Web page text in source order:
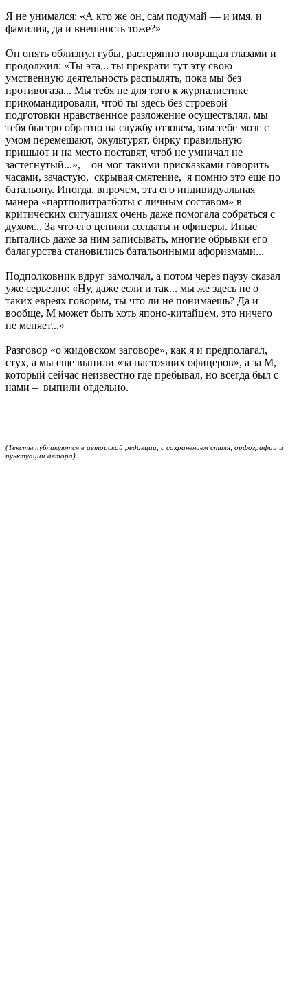
Я не унимался: «А кто же он, сам подумай — и имя, и
фамилия, да и внешность тоже?»
Он опять облизнул губы, растерянно повращал глазами и
продолжил: «Ты эта... ты прекрати тут эту свою
умственную деятельность распылять, пока мы без
противогаза... Мы тебя не для того к журналистике
прикомандировали, чтоб ты здесь без строевой
подготовки нравственное разложение осуществлял, мы
тебя быстро обратно на службу отзовем, там тебе мозг с
умом перемешают, окультурят, бирку правильную
пришьют и на место поставят, чтоб не умничал не
застегнутый...», – он мог такими присказками говорить
часами, зачастую, скрывая смятение, я помню это еще по
батальону. Иногда, впрочем, эта его индивидуальная
манера «партполитратботы с личным составом» в
критических ситуациях очень даже помогала собраться с
духом... За что его ценили солдаты и офицеры. Иные
пытались даже за ним записывать, многие обрывки его
балагурства становились батальонными афоризмами...
Подполковник вдруг замолчал, а потом через паузу сказал
уже серьезно: «Ну, даже если и так... мы же здесь не о
таких евреях говорим, ты что ли не понимаешь? Да и
вообще, М может быть хоть японо-китайцем, это ничего
не меняет...»
Разговор «о жидовском заговоре», как я и предполагал,
стух, а мы еще выпили «за настоящих офицеров», а за М,
который сейчас неизвестно где пребывал, но всегда был с
нами – выпили отдельно.
(Тексты публикуются в авторской редакции, с сохранением стиля, орфографии и
пунктуации автора)